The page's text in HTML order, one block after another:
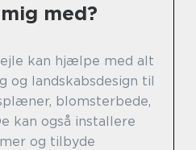
med?
kan hjælpe med alt
og landskabsdesign til
blomsterbede,
kan også installere
og tilbyde